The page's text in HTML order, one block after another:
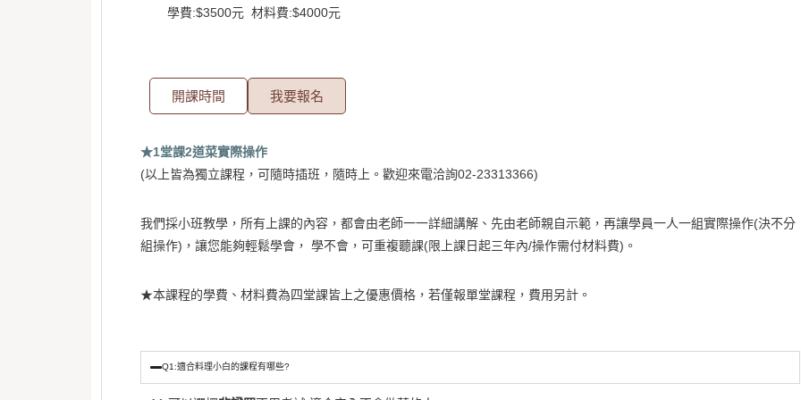
學費:$3500元 材料費:$4000元
開課時間 我要報名
★1堂課2道菜實際操作
(以上皆為獨立課程，可隨時插班，隨時上。歡迎來電洽詢02-23313366)
我們採小班教學，所有上課的內容，都會由老師一一詳細講解、先由老師親自示範，再讓學員一人一組實際操作(決不分
組操作)，讓您能夠輕鬆學會， 學不會，可重複聽課(限上課日起三年內/操作需付材料費)。
★本課程的學費、材料費為四堂課皆上之優惠價格，若僅報單堂課程，費用另計。
Q1:適合料理小白的課程有哪些?